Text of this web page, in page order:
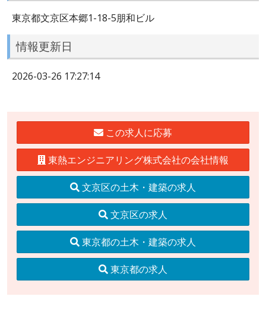
東京都文京区本郷1-18-5朋和ビル
情報更新日
2026-03-26 17:27:14
この求人に応募
東熱エンジニアリング株式会社の会社情報
文京区の土木・建築の求人
文京区の求人
東京都の土木・建築の求人
東京都の求人